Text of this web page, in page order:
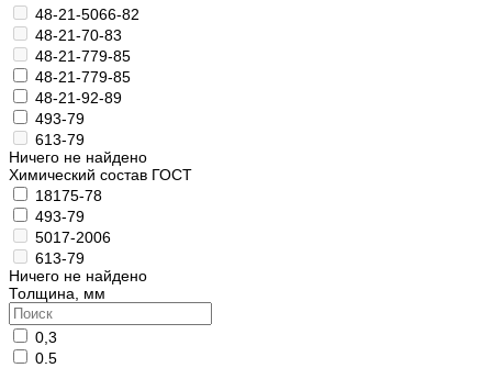
48-21-5066-82
48-21-70-83
48-21-779-85
48-21-779-85
48-21-92-89
493-79
613-79
Ничего не найдено
Химический состав ГОСТ
18175-78
493-79
5017-2006
613-79
Ничего не найдено
Толщина, мм
0,3
0.5